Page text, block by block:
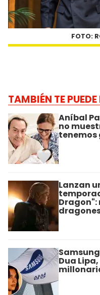
FOTO:
TAMBIÉN TE PUEDE
Aníbal
no
tenemos
Lanzan
Dragon":
Dua